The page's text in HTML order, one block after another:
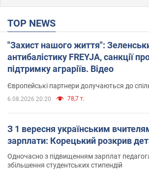
TOP NEWS
"Захист нашого життя":
антибалістику FREYJA, санкції
підтримку аграріїв. Відео
Європейські партнери долучаються до
6.08.2026 20:20 78,7 т.
З 1 вересня українським
зарплати: Корецький розкрив
Одночасно з підвищенням зарплат
збільшення студентських стипендій